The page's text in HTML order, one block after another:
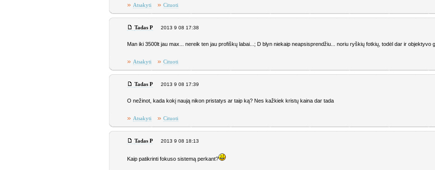
» Atsakyti » Cituoti
Tadas P 2013 9 08 17:38
Man iki 3500lt jau max... nereik ten jau profiškų labai...; D blyn niekaip neapsisprendžiu... noriu ryškių fotkių, todėl dar ir objektyvo
» Atsakyti » Cituoti
Tadas P 2013 9 08 17:39
O nežinot, kada kokį naują nikon pristatys ar taip ką? Nes kažkiek kristų kaina dar tada
» Atsakyti » Cituoti
Tadas P 2013 9 08 18:13
Kaip patikrinti fokuso sistemą perkant?